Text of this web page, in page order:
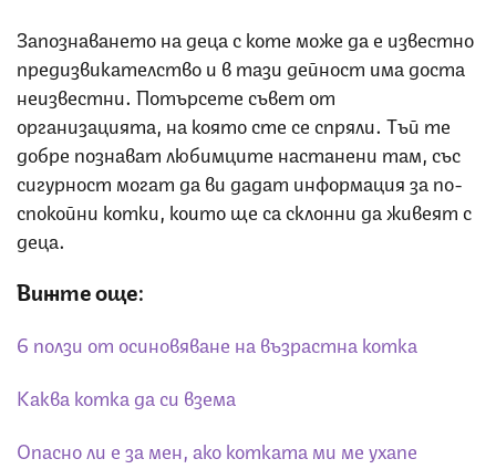
Запознаването на деца с коте може да е известно
предизвикателство и в тази дейност има доста
неизвестни. Потърсете съвет от
организацията, на която сте се спряли. Тъй те
добре познават любимците настанени там, със
сигурност могат да ви дадат информация за по-
спокойни котки, които ще са склонни да живеят с
деца.
Вижте още:
6 ползи от осиновяване на възрастна котка
Каква котка да си взема
Опасно ли е за мен, ако котката ми ме ухапе